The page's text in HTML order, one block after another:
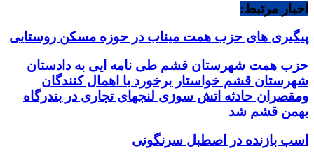
اخبار مرتبط:
پیگیری های حزب همت میناب در حوزه مسکن روستایی
حزب همت شهرستان قشم طی نامه ایی به دادستان
شهرستان قشم خواستار برخورد با اهمال کنندگان
ومقصران حادثه اتش سوزی لنجهای تجاری در بندرگاه
بهمن قشم شد
اسب بازنده در اصطبل سرنگونی